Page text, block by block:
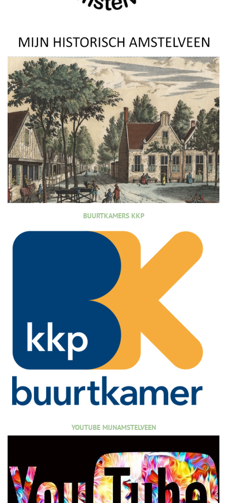
BUURTKAMERS KKP
YOUTUBE MIJNAMSTELVEEN